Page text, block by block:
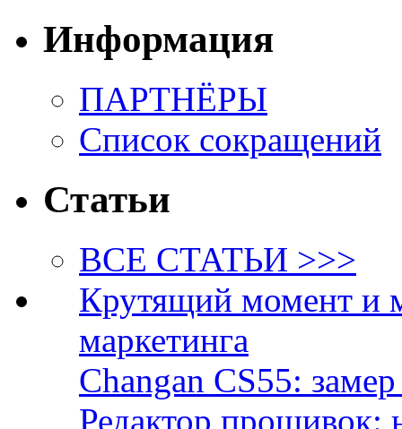
Информация
ПАРТНЁРЫ
Список сокращений
Статьи
ВСЕ СТАТЬИ >>>
Крутящий момент и
маркетинга
Changan CS55:
Редактор прошивок: